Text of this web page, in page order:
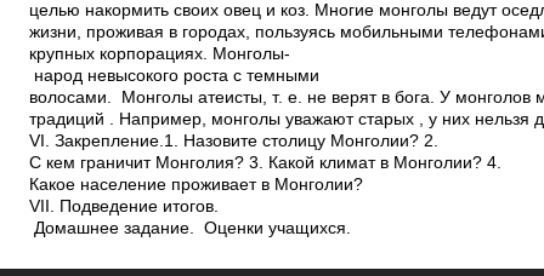
целью накормить своих овец и коз. Многие монголы ведут
жизни, проживая в городах, пользуясь мобильными
крупных корпорациях. Монголы­
народ невысокого роста с темными
волосами. Монголы атеисты, т. е. не верят в бога. У монголов
традиций . Например, монголы уважают старых , у них нельзя
VI. Закрепление.1. Назовите столицу Монголии? 2.
С кем граничит Монголия? 3. Какой климат в Монголии? 4.
Какое население проживает в Монголии?
VII. Подведение итогов.
Домашнее задание. Оценки учащихся.